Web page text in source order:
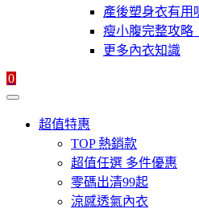
產後塑身衣有用
瘦小腹完整攻略
更多內衣知識
0
超值特惠
TOP 熱銷款
超值任選 多件優惠
零碼出清99起
涼感透氣內衣